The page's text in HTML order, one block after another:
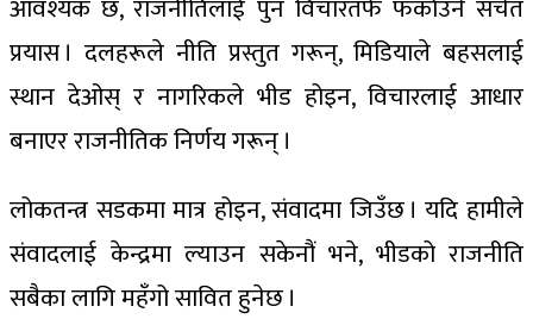
आवश्यक छ, राजनीतिलाई पुन विचारतर्फ फर्काउने सचेत
प्रयास । दलहरूले नीति प्रस्तुत गरून्, मिडियाले बहसलाई
स्थान देओस् र नागरिकले भीड होइन, विचारलाई आधार
बनाएर राजनीतिक निर्णय गरून् ।
लोकतन्त्र सडकमा मात्र होइन, संवादमा जिउँछ । यदि हामीले
संवादलाई केन्द्रमा ल्याउन सकेनौं भने, भीडको राजनीति
सबैका लागि महँगो सावित हुनेछ ।